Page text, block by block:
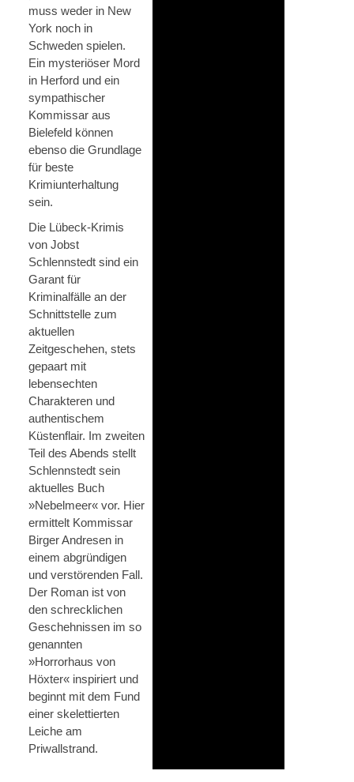
muss weder in New
York noch in
Schweden spielen.
Ein mysteriöser Mord
in Herford und ein
sympathischer
Kommissar aus
Bielefeld können
ebenso die Grundlage
für beste
Krimiunterhaltung
sein.
Die Lübeck-Krimis
von Jobst
Schlennstedt sind ein
Garant für
Kriminalfälle an der
Schnittstelle zum
aktuellen
Zeitgeschehen, stets
gepaart mit
lebensechten
Charakteren und
authentischem
Küstenflair. Im zweiten
Teil des Abends stellt
Schlennstedt sein
aktuelles Buch
»Nebelmeer« vor. Hier
ermittelt Kommissar
Birger Andresen in
einem abgründigen
und verstörenden Fall.
Der Roman ist von
den schrecklichen
Geschehnissen im so
genannten
»Horrorhaus von
Höxter« inspiriert und
beginnt mit dem Fund
einer skelettierten
Leiche am
Priwallstrand.